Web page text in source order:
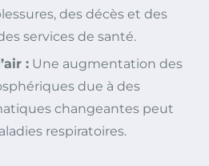
des décès et des
services de santé.
: Une augmentation des
due à des
changeantes peut
respiratoires.